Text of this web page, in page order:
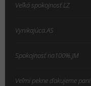
Veľká spokojnosť.ĽZ
Vynikajúca.AS
Spokojnosť na100%.JM
Veľmi pekne ďakujeme